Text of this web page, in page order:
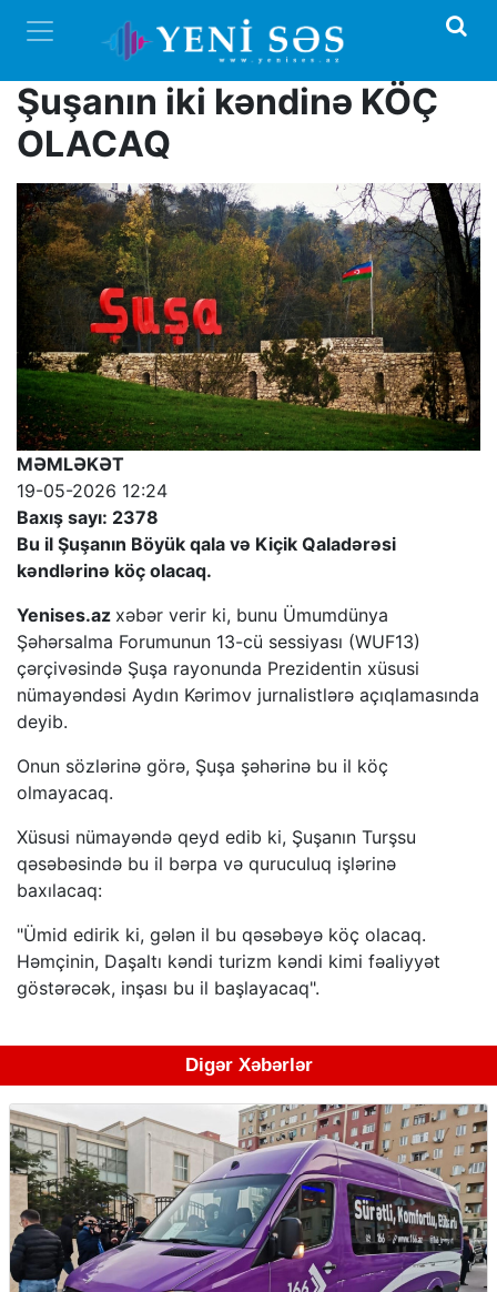
Şuşanın iki kəndinə KÖÇ
OLACAQ
MƏMLƏKƏT
19-05-2026 12:24
Baxış sayı: 2378
Bu il Şuşanın Böyük qala və Kiçik Qaladərəsi
kəndlərinə köç olacaq.
Yenises.az xəbər verir ki, bunu Ümumdünya
Şəhərsalma Forumunun 13-cü sessiyası (WUF13)
çərçivəsində Şuşa rayonunda Prezidentin xüsusi
nümayəndəsi Aydın Kərimov jurnalistlərə açıqlamasında
deyib.
Onun sözlərinə görə, Şuşa şəhərinə bu il köç
olmayacaq.
Xüsusi nümayəndə qeyd edib ki, Şuşanın Turşsu
qəsəbəsində bu il bərpa və quruculuq işlərinə
baxılacaq:
"Ümid edirik ki, gələn il bu qəsəbəyə köç olacaq.
Həmçinin, Daşaltı kəndi turizm kəndi kimi fəaliyyət
göstərəcək, inşası bu il başlayacaq".
Digər Xəbərlər